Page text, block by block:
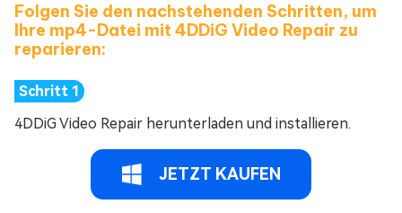
Folgen Sie den nachstehenden Schritten, um
Ihre mp4-Datei mit 4DDiG Video Repair zu
reparieren:
4DDiG Video Repair herunterladen und installieren.
JETZT KAUFEN